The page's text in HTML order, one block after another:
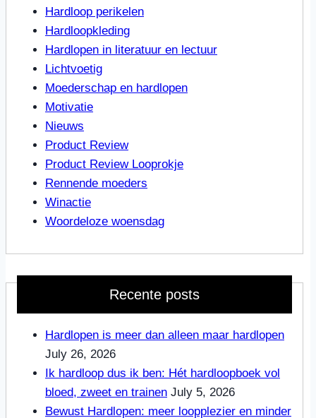
Hardloop perikelen
Hardloopkleding
Hardlopen in literatuur en lectuur
Lichtvoetig
Moederschap en hardlopen
Motivatie
Nieuws
Product Review
Product Review Looprokje
Rennende moeders
Winactie
Woordeloze woensdag
Recente posts
Hardlopen is meer dan alleen maar hardlopen
July 26, 2026
Ik hardloop dus ik ben: Hét hardloopboek vol
bloed, zweet en trainen July 5, 2026
Bewust Hardlopen: meer loopplezier en minder